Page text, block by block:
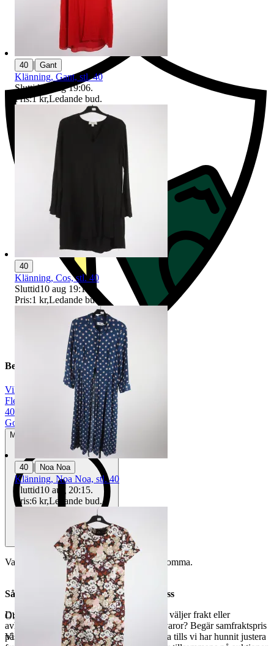
Ersättning om du inte får din vara
Beskrivning
Vila
Flerfärgad
40
Gott använt skick
Mindre tecken på användning
Varan är begagnad och defekter kan förekomma.
Så här går det till när du handlar hos oss
Du betalar din order direkt på Tradera och väljer frakt eller
avhämtning. Vill du att vi samfraktar fler varor? Begär samfraktspris
på din Traderasida och vänta med att betala tills vi har hunnit justera
Objektnr
731 756 755
Visningar
40 | Gant
Klänning, Gant, stl. 40
Sluttid10 aug 19:06.
Pris:1 kr,Ledande bud.
40
Klänning, Cos, stl. 40
Sluttid10 aug 19:12
Pris:1 kr,Ledande bud
40 | Noa Noa
Klänning, Noa Noa, stl. 40
Sluttid10 aug 20:15.
Pris:6 kr,Ledande bud.